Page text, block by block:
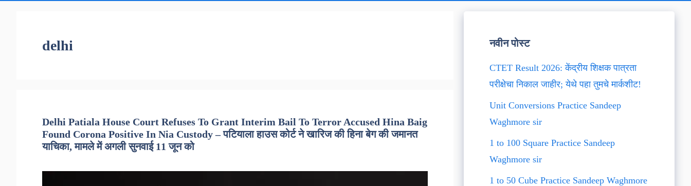
delhi
Delhi Patiala House Court Refuses To Grant Interim Bail To Terror Accused Hina Baig
Found Corona Positive In Nia Custody – पटियाला हाउस कोर्ट ने खारिज की हिना बेग की जमानत
याचिका, मामले में अगली सुनवाई 11 जून को
नवीन पोस्ट
CTET Result 2026: केंद्रीय शिक्षक पात्रता
परीक्षेचा निकाल जाहीर; येथे पहा तुमचे मार्कशीट!
Unit Conversions Practice Sandeep
Waghmore sir
1 to 100 Square Practice Sandeep
Waghmore sir
1 to 50 Cube Practice Sandeep Waghmore